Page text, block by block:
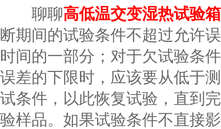
聊聊高低温交变湿热试验箱
断期间的试验条件不超过允许
时间的一部分；对于欠试验条
误差的下限时，应该要从低于
试条件，以此恢复试验，直到
验样品。如果试验条件不直接